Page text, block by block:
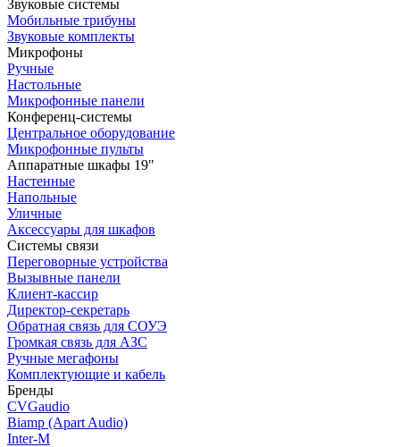
Звуковые системы
Мобильные трибуны
Звуковые комплекты
Микрофоны
Ручные
Настольные
Микрофонные панели
Конференц-системы
Центральное оборудование
Микрофонные пульты
Аппаратные шкафы 19"
Настенные
Напольные
Уличные
Аксессуары для шкафов
Системы связи
Переговорные устройства
Вызывные панели
Клиент-кассир
Директор-секретарь
Обратная связь для СОУЭ
Громкая связь для АЗС
Ручные мегафоны
Комплектующие и кабель
Бренды
CVGaudio
Biamp (Apart Audio)
Inter-M